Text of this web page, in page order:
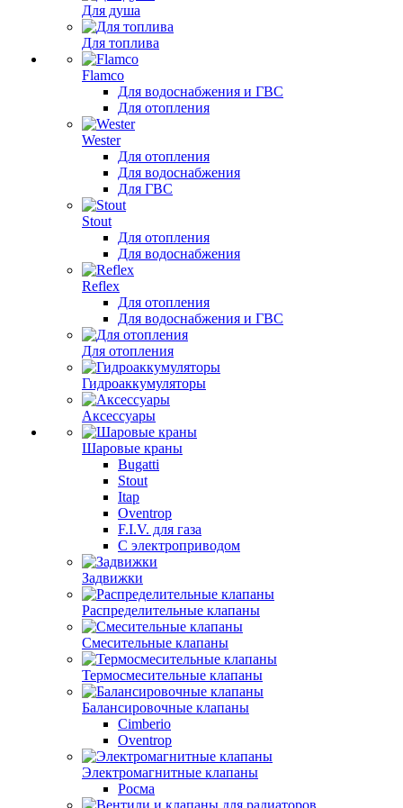
Для душа
Для топлива
Flamco
Для водоснабжения и ГВС
Для отопления
Wester
Для отопления
Для водоснабжения
Для ГВС
Stout
Для отопления
Для водоснабжения
Reflex
Для отопления
Для водоснабжения и ГВС
Для отопления
Гидроаккумуляторы
Аксессуары
Шаровые краны
Bugatti
Stout
Itap
Oventrop
F.I.V. для газа
С электроприводом
Задвижки
Распределительные клапаны
Cмесительные клапаны
Термосмесительные клапаны
Балансировочные клапаны
Cimberio
Oventrop
Электромагнитные клапаны
Росма